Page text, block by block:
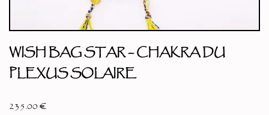
WISH BAG STAR – CHAKRA DU
PLEXUS SOLAIRE
235.00€